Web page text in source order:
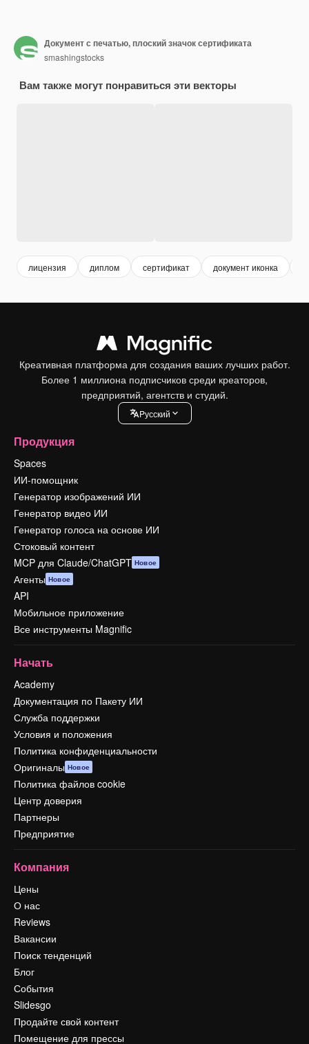
Документ с печатью, плоский значок сертификата
smashingstocks
Вам также могут понравиться эти векторы
лицензия диплом сертификат документ иконка
Креативная платформа для создания ваших лучших работ.
Более 1 миллиона подписчиков среди креаторов,
предприятий, агентств и студий.
Pусский
Продукция
Spaces
ИИ-помощник
Генератор изображений ИИ
Генератор видео ИИ
Генератор голоса на основе ИИ
Стоковый контент
MCP для Claude/ChatGPT Новое
Агенты Новое
API
Мобильное приложение
Все инструменты Magnific
Начать
Academy
Документация по Пакету ИИ
Служба поддержки
Условия и положения
Политика конфиденциальности
Оригиналы Новое
Политика файлов cookie
Центр доверия
Партнеры
Предприятие
Компания
Цены
О нас
Reviews
Вакансии
Поиск тенденций
Блог
События
Slidesgo
Продайте свой контент
Помещение для прессы